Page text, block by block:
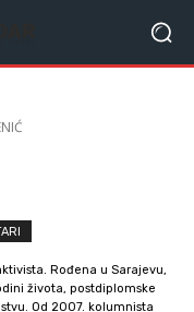
Rođena u Sarajevu,
života, postdiplomske
Od 2007. kolumnista